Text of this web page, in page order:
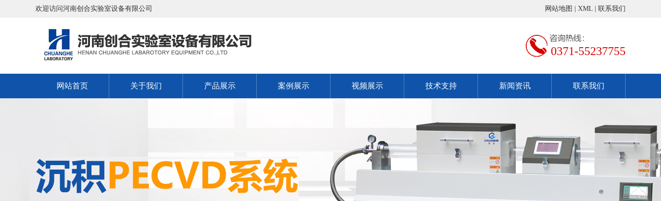
欢迎访问河南创合实验室设备有限公司 网站地图 XML 联系我们
0371-55237755
网站首页 关于我们 产品展示 案例展示 视频展示 技术支持 新闻资讯 联系我们